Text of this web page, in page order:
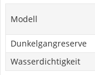
Modell
Dunkelgangreserve
Wasserdichtigkeit